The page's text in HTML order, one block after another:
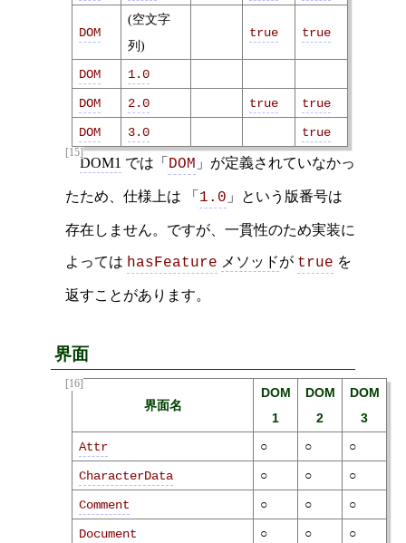
DOM
(空文字
列)
true true
DOM
1.0
DOM
2.0 true
true
DOM
3.0 true
[15]
DOM1 では「 DOM 」が定義されていなかっ
たため、仕様上は 「 1.0 」という版番号は
存在しません。ですが、一貫性のため実装に
よっては hasFeature メソッドが true を
返すことがあります。
界面
[16]
界面名
DOM
1
DOM
2
DOM
3
Attr
○ ○ ○
CharacterData ○ ○ ○
Comment ○ ○ ○
Document ○ ○ ○